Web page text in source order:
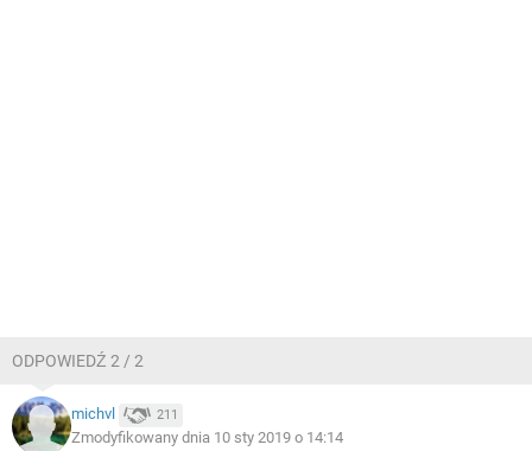
ODPOWIEDŹ 2 / 2
michvl 211
Zmodyfikowany dnia 10 sty 2019 o 14:14